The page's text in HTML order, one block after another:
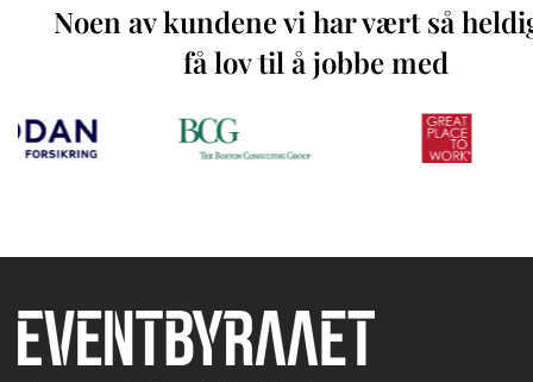
Noen av kundene vi har vært så
få lov til å jobbe med